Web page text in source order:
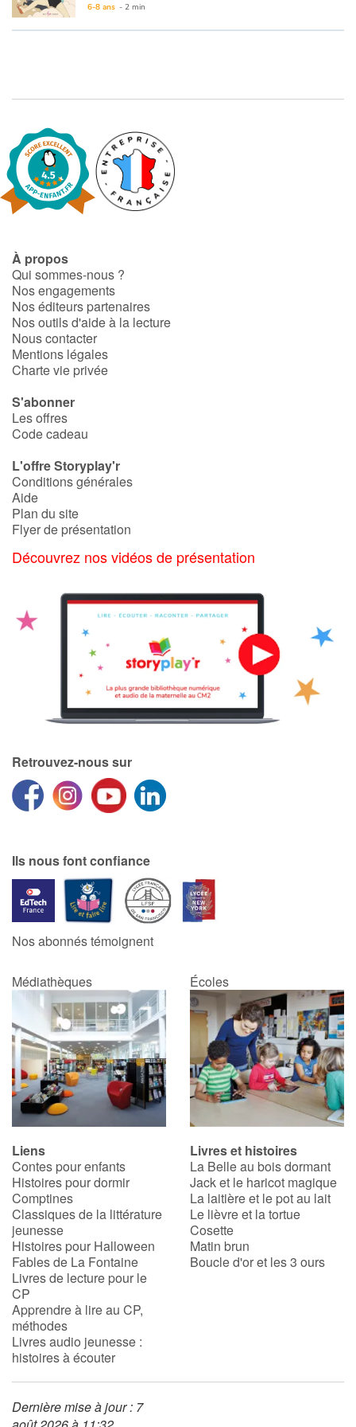
Fable, mythe, littérature et poésie
Héroïnes et héros
Écologie, nature, saisons
Les animaux
Autour du monde
Apprentissage
Art, espace, activité
Documentaires
En famille
Quotidien et loisirs
À l'école
Fêtes et évènements
Amour et amitié
Sujets de société
Émotions et sentiments
Formats et illustrations
Contraste +
Aide
Accueil
Famille
Écoles
Médiathèques
Vidéos & Tutoriaux
Blog
Actualités
Par thématique
Rencontres et témoignages
Contes d'ici et d'ailleurs
Autour de la lecture
Apprendre à lire
Livre audio
6-8 ans - 2 min
À propos
Qui sommes-nous ?
Nos engagements
Nos éditeurs partenaires
Nos outils d'aide à la lecture
Nous contacter
Mentions légales
Charte vie privée
S'abonner
Les offres
Code cadeau
L'offre Storyplay'r
Conditions générales
Aide
Plan du site
Flyer de présentation
Découvrez nos vidéos de présentation
Retrouvez-nous sur
Ils nous font confiance
Nos abonnés témoignent
Médiathèques Écoles
Liens
Contes pour enfants
Histoires pour dormir
Comptines
Classiques de la littérature
jeunesse
Histoires pour Halloween
Fables de La Fontaine
Livres de lecture pour le
CP
Apprendre à lire au CP,
méthodes
Livres audio jeunesse :
histoires à écouter
Livres et histoires
La Belle au bois dormant
Jack et le haricot magique
La laitière et le pot au lait
Le lièvre et la tortue
Cosette
Matin brun
Boucle d'or et les 3 ours
Dernière mise à jour : 7